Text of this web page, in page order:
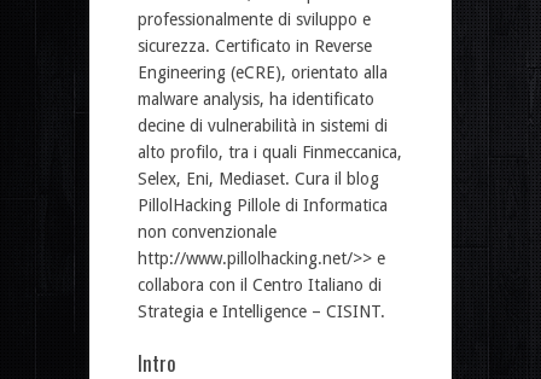
professionalmente di sviluppo e
sicurezza. Certificato in Reverse
Engineering (eCRE), orientato alla
malware analysis, ha identificato
decine di vulnerabilità in sistemi di
alto profilo, tra i quali Finmeccanica,
Selex, Eni, Mediaset. Cura il blog
PillolHacking Pillole di Informatica
non convenzionale
http://www.pillolhacking.net/>> e
collabora con il Centro Italiano di
Strategia e Intelligence – CISINT.
Intro